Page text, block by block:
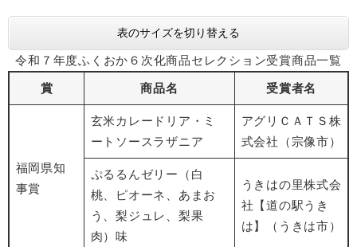
表のサイズを切り替える
令和７年度ふくおか６次化商品セレクション受賞商品一覧
賞 商品名 受賞者名
福岡県知
事賞
玄米カレードリア・ミ
ートソースラザニア
アグリＣＡＴＳ株
式会社（宗像市）
ぷるるんゼリー（白
桃、ピオーネ、あまお
う、梨ジュレ、梨果
肉）味
うきはの里株式会
社【道の駅うき
は】（うきは市）